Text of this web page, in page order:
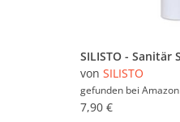
von SILISTO
gefunden bei Amazon
7,90 €